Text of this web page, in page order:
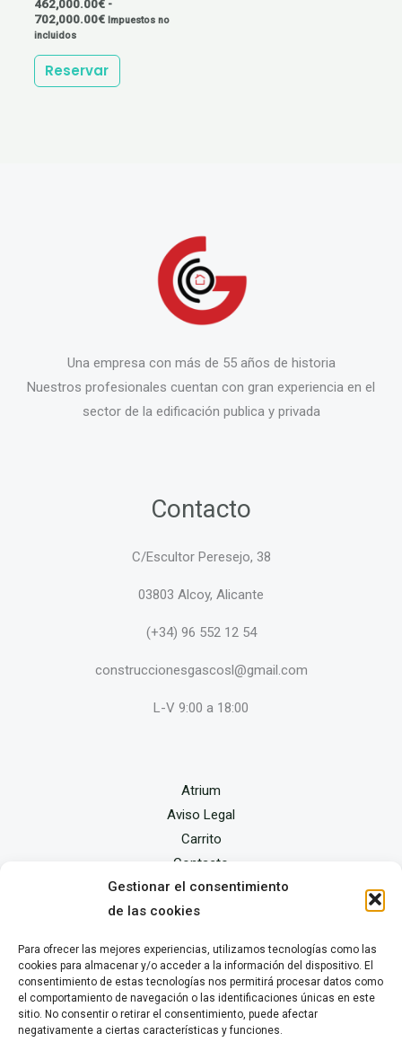
Gestionar el consentimiento
de las cookies
Para ofrecer las mejores experiencias, utilizamos tecnologías como las
cookies para almacenar y/o acceder a la información del dispositivo. El
consentimiento de estas tecnologías nos permitirá procesar datos como
el comportamiento de navegación o las identificaciones únicas en este
sitio. No consentir o retirar el consentimiento, puede afectar
negativamente a ciertas características y funciones.
462,000.00€ -
702,000.00€ Impuestos no
incluidos
Reservar
en
página
de
Una empresa con más de 55 años de historia
Nuestros profesionales cuentan con gran experiencia en el
sector de la edificación publica y privada
Contacto
C/Escultor Peresejo, 38
03803 Alcoy, Alicante
(+34) 96 552 12 54
construccionesgascosl@gmail.com
L-V 9:00 a 18:00
Atrium
Aviso Legal
Carrito
Contacto
Finalizar compra
Mi cuenta
Tienda